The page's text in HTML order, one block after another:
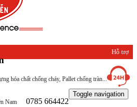
hóa chất chống cháy, Pallet chống tràn...
Hỗ trợ
khách
hàng
Nam 0785 664422
Toggle navigation